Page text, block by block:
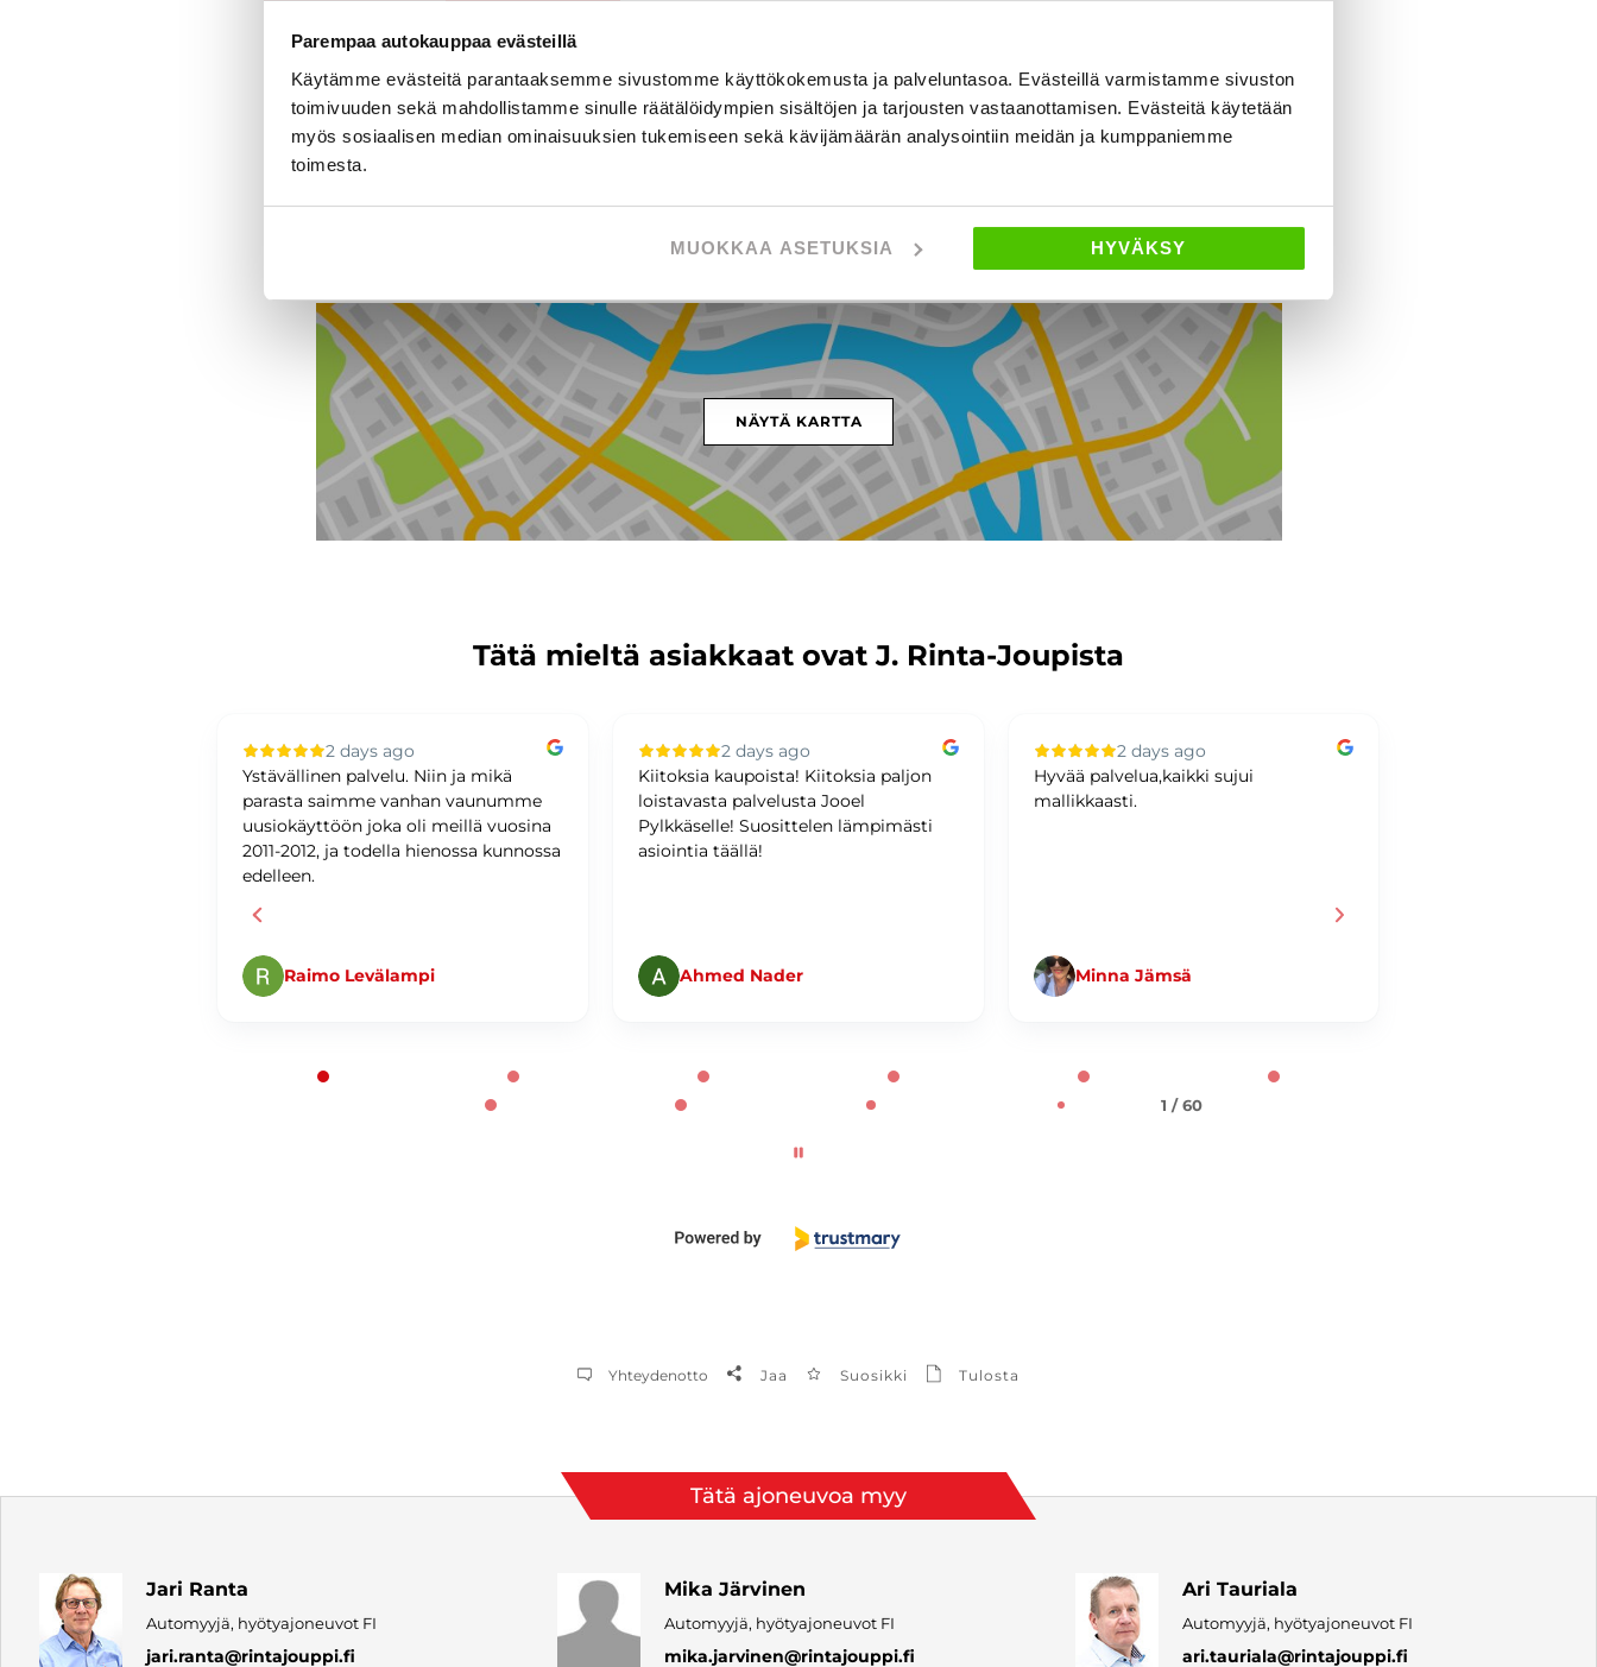
Parempaa autokauppaa evästeillä
Käytämme evästeitä parantaaksemme sivustomme käyttökokemusta ja palveluntasoa. Evästeillä varmistamme sivuston
toimivuuden sekä mahdollistamme sinulle räätälöidympien sisältöjen ja tarjousten vastaanottamisen. Evästeitä käytetään
myös sosiaalisen median ominaisuuksien tukemiseen sekä kävijämäärän analysointiin meidän ja kumppaniemme
toimesta.
MUOKKAA ASETUKSIA HYVÄKSY
Tekniset tiedot
J. Rinta-Jouppi Oy, Aamuruskontie 6, HELSINKI Ajo-ohjeet
NÄYTÄ KARTTA
Tätä mieltä asiakkaat ovat J. Rinta-Joupista
2 days ago
Ystävällinen palvelu. Niin ja mikä
parasta saimme vanhan vaunumme
uusiokäyttöön joka oli meillä vuosina
2011-2012, ja todella hienossa kunnossa
edelleen.
Raimo Levälampi
2 days ago
Kiitoksia kaupoista! Kiitoksia paljon
loistavasta palvelusta Jooel
Pylkkäselle! Suosittelen lämpimästi
asiointia täällä!
Ahmed Nader
2 days ago
Hyvää palvelua,kaikki sujui
mallikkaasti.
Minna Jämsä
1 / 60
Yhteydenotto Jaa Suosikki Tulosta
Tätä ajoneuvoa myy
Jari Ranta
Automyyjä, hyötyajoneuvot FI
jari.ranta@rintajouppi.fi
Mika Järvinen
Automyyjä, hyötyajoneuvot FI
mika.jarvinen@rintajouppi.fi
Ari Tauriala
Automyyjä, hyötyajoneuvot FI
ari.tauriala@rintajouppi.fi